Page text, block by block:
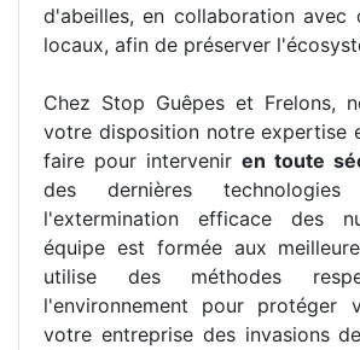
d'abeilles, en collaboration avec
locaux, afin de préserver
Chez Stop Guêpes et Frelons,
votre disposition notre expertise
faire pour intervenir en toute
des dernières
l'extermination efficace des
équipe est formée aux
utilise des méthodes
l'environnement pour protéger
votre entreprise des invasions